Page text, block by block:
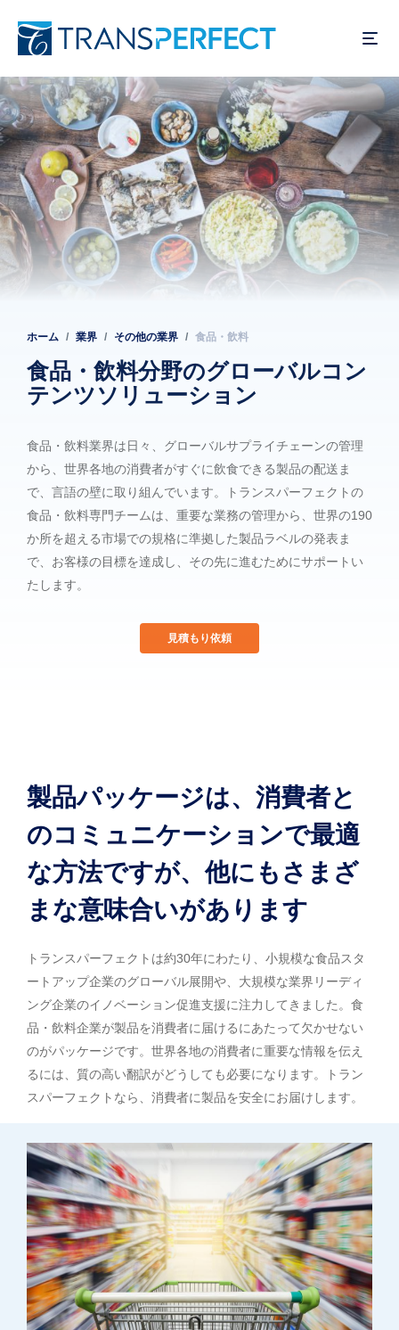
イ
コ
ン
テ
ン
ツ
に
移
動
パ
ン
く
ホーム 業界 その他の業界 食品・飲料
食品・飲料分野のグローバルコン
テンツソリューション
食品・飲料業界は日々、グローバルサプライチェーンの管理
から、世界各地の消費者がすぐに飲食できる製品の配送ま
で、言語の壁に取り組んでいます。トランスパーフェクトの
食品・飲料専門チームは、重要な業務の管理から、世界の190
か所を超える市場での規格に準拠した製品ラベルの発表ま
で、お客様の目標を達成し、その先に進むためにサポートい
たします。
見積もり依頼
製品パッケージは、消費者と
のコミュニケーションで最適
な方法ですが、他にもさまざ
まな意味合いがあります
トランスパーフェクトは約30年にわたり、小規模な食品スタ
ートアップ企業のグローバル展開や、大規模な業界リーディ
ング企業のイノベーション促進支援に注力してきました。食
品・飲料企業が製品を消費者に届けるにあたって欠かせない
のがパッケージです。世界各地の消費者に重要な情報を伝え
るには、質の高い翻訳がどうしても必要になります。トラン
スパーフェクトなら、消費者に製品を安全にお届けします。